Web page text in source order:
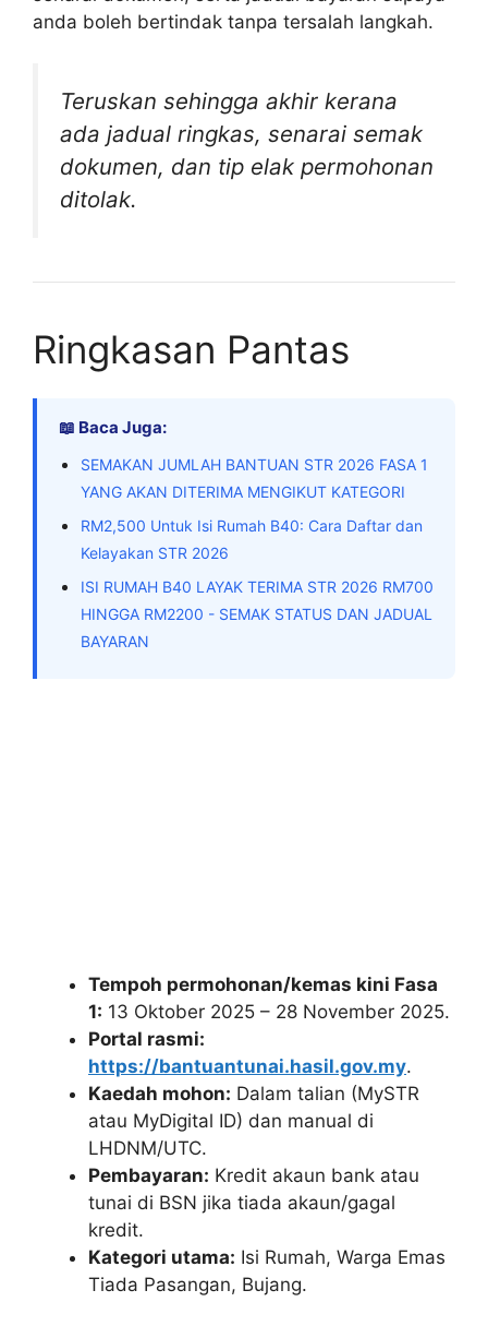
anda boleh bertindak tanpa tersalah langkah.
Teruskan sehingga akhir kerana
ada jadual ringkas, senarai semak
dokumen, dan tip elak permohonan
ditolak.
Ringkasan Pantas
📖 Baca Juga:
SEMAKAN JUMLAH BANTUAN STR 2026 FASA 1
YANG AKAN DITERIMA MENGIKUT KATEGORI
RM2,500 Untuk Isi Rumah B40: Cara Daftar dan
Kelayakan STR 2026
ISI RUMAH B40 LAYAK TERIMA STR 2026 RM700
HINGGA RM2200 - SEMAK STATUS DAN JADUAL
BAYARAN
Tempoh permohonan/kemas kini Fasa
1: 13 Oktober 2025 – 28 November 2025.
Portal rasmi:
https://bantuantunai.hasil.gov.my.
Kaedah mohon: Dalam talian (MySTR
atau MyDigital ID) dan manual di
LHDNM/UTC.
Pembayaran: Kredit akaun bank atau
tunai di BSN jika tiada akaun/gagal
kredit.
Kategori utama: Isi Rumah, Warga Emas
Tiada Pasangan, Bujang.